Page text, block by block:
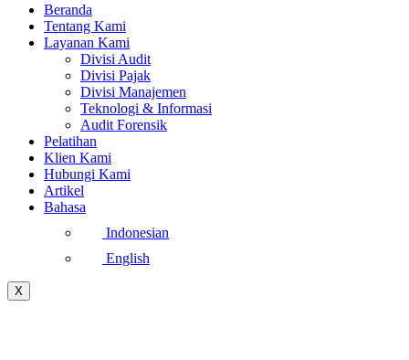
Beranda
Tentang Kami
Layanan Kami
Divisi Audit
Divisi Pajak
Divisi Manajemen
Teknologi & Informasi
Audit Forensik
Pelatihan
Klien Kami
Hubungi Kami
Artikel
Bahasa
Indonesian
English
X